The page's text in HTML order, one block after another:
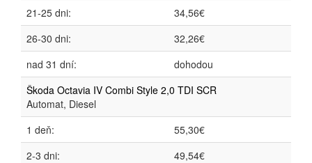
21-25 dni:
34,56€
26-30 dni:
32,26€
nad 31 dní:
dohodou
Škoda Octavia IV Combi Style 2,0 TDI SCR
Automat, Diesel
1 deň:
55,30€
2-3 dni:
49,54€